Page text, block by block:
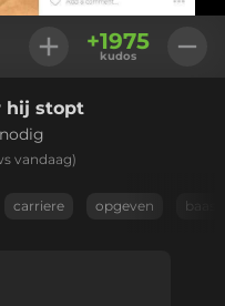
+1975
kudos
hij stopt
vandaag)
carriere opgeven baas